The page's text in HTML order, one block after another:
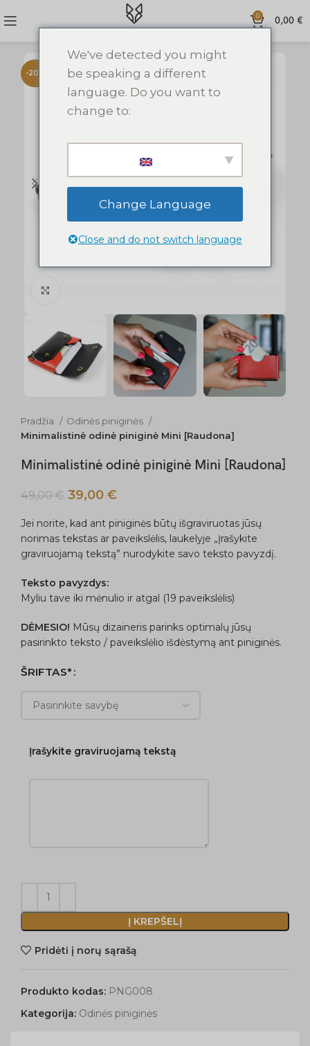
0 0,00 €
-20%
Pradžia
Odinės piniginės
Minimalistinė odinė piniginė Mini [Raudona]
Minimalistinė odinė piniginė Mini [Raudona]
49,00€ 39,00 €
Jei norite, kad ant piniginės būtų išgraviruotas jūsų
norimas tekstas ar paveikslėlis, laukelyje „Įrašykite
graviruojamą tekstą” nurodykite savo teksto pavyzdį.
Teksto pavyzdys:
Myliu tave iki mėnulio ir atgal (19 paveikslėlis)
DĖMESIO! Mūsų dizaineris parinks optimalų jūsų
pasirinkto teksto / paveikslėlio išdėstymą ant piniginės.
ŠRIFTAS*
Įrašykite graviruojamą tekstą
Į KREPŠELĮ
Pridėti į norų sąrašą
Produkto kodas: PNG008
Kategorija: Odinės piniginės
We've detected you might
be speaking a different
language. Do you want to
change to:
Change Language
Close and do not switch language